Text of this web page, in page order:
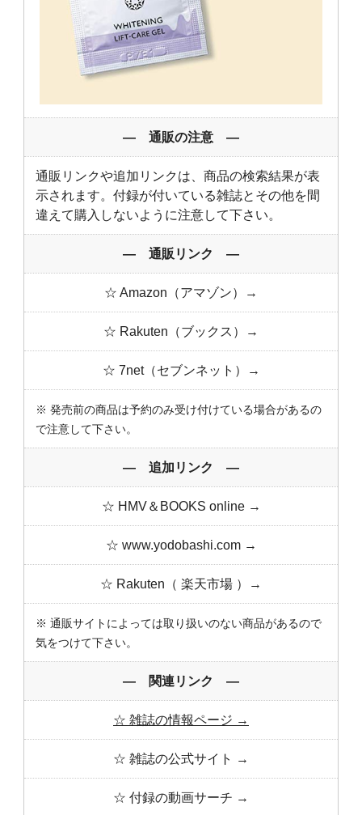
― 通販の注意 ―
通販リンクや追加リンクは、商品の検索結果が表
示されます。付録が付いている雑誌とその他を間
違えて購入しないように注意して下さい。
― 通販リンク ―
☆ Amazon（アマゾン）→
☆ Rakuten（ブックス）→
☆ 7net（セブンネット）→
※ 発売前の商品は予約のみ受け付けている場合があるの
で注意して下さい。
― 追加リンク ―
☆ HMV＆BOOKS online →
☆ www.yodobashi.com →
☆ Rakuten（ 楽天市場 ）→
※ 通販サイトによっては取り扱いのない商品があるので
気をつけて下さい。
― 関連リンク ―
☆ 雑誌の情報ページ →
☆ 雑誌の公式サイト →
☆ 付録の動画サーチ →